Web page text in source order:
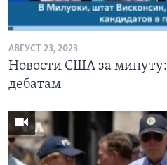
АВГУСТ 23, 2023
Новости США за минуту:
дебатам